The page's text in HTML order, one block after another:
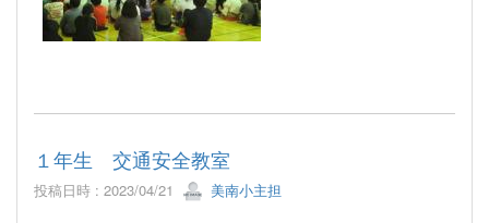
１年生 交通安全教室
投稿日時 : 2023/04/21 美南小主担